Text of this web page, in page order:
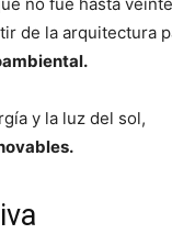
no fue hasta
de la arquitectura
y la luz del sol,